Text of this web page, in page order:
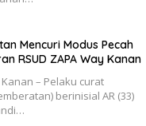
Mencuri Modus Pecah
RSUD ZAPA Way Kanan
Kanan – Pelaku curat
berinisial AR (33)